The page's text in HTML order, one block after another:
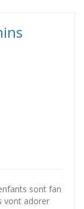
sont fan
vont adorer